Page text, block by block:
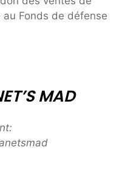
au Fonds de défense
MAD